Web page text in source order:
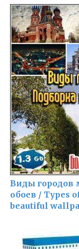
Виды городов
обоев / Types
beautiful